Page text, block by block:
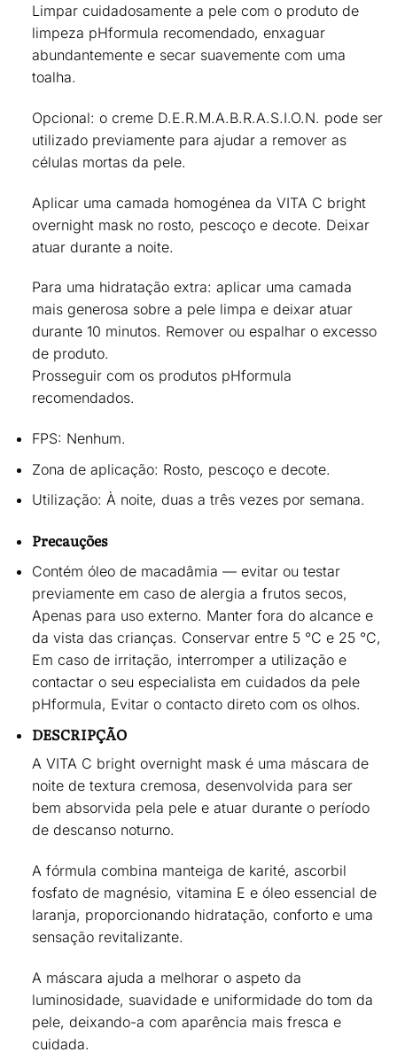
Limpar cuidadosamente a pele com o produto de
limpeza pHformula recomendado, enxaguar
abundantemente e secar suavemente com uma
toalha.
Opcional: o creme D.E.R.M.A.B.R.A.S.I.O.N. pode ser
utilizado previamente para ajudar a remover as
células mortas da pele.
Aplicar uma camada homogénea da VITA C bright
overnight maskno rosto, pescoço e decote. Deixar
atuar durante a noite.
Para uma hidratação extra: aplicar uma camada
mais generosa sobre a pele limpa e deixar atuar
durante 10 minutos. Remover ou espalhar o excesso
de produto.
Prosseguir com os produtos pHformula
recomendados.
FPS: Nenhum.
Zona de aplicação: Rosto, pescoço e decote.
Utilização: À noite, duas a três vezes por semana.
Precauções
Contém óleo de macadâmia — evitar ou testar
previamente em caso de alergia a frutos secos,
Apenas para uso externo. Manter fora do alcance e
da vista das crianças. Conservar entre 5 °C e 25 °C,
Em caso de irritação, interromper a utilização e
contactar o seu especialista em cuidados da pele
pHformula, Evitar o contacto direto com os olhos.
DESCRIPÇÃO
A VITA C bright overnight maské uma máscara de
noite de textura cremosa, desenvolvida para ser
bem absorvida pela pele e atuar durante o período
de descanso noturno.
A fórmula combina manteiga de karité, ascorbil
fosfato de magnésio, vitamina E e óleo essencial de
laranja, proporcionando hidratação, conforto e uma
sensação revitalizante.
A máscara ajuda a melhorar o aspeto da
luminosidade, suavidade e uniformidade do tom da
pele, deixando-a com aparência mais fresca e
cuidada.